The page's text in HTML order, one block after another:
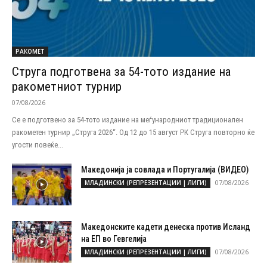
РАКОМЕТ
Струга подготвена за 54-тото издание на
ракометниот турнир
07/08/2026
Се е подготвено за 54-тото издание на меѓународниот традиционален
ракометен турнир „Струга 2026“. Од 12 до 15 август РК Струга повторно ќе
угости повеќе...
Македонија ја совлада и Португалија (ВИДЕО)
МЛАДИНСКИ (РЕПРЕЗЕНТАЦИИ | ЛИГИ) 07/08/2026
Македонските кадети денеска против Исланд
на ЕП во Гевгелија
МЛАДИНСКИ (РЕПРЕЗЕНТАЦИИ | ЛИГИ) 07/08/2026